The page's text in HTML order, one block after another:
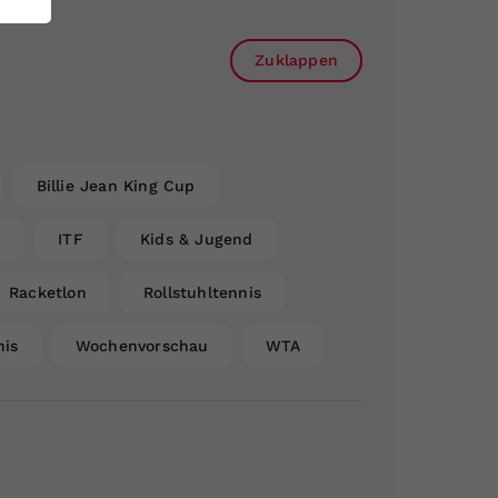
Zuklappen
Billie Jean King Cup
ITF Kids & Jugend
Racketlon Rollstuhltennis
Wochenvorschau WTA